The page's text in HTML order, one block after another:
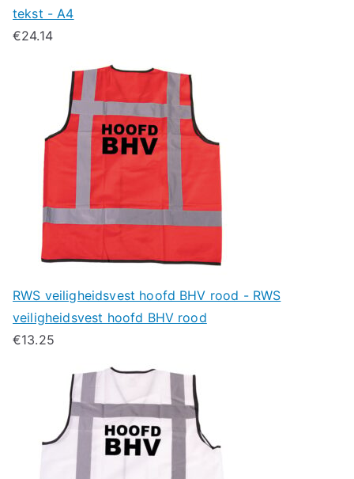
tekst - A4
€24.14
RWS veiligheidsvest hoofd BHV rood - RWS
veiligheidsvest hoofd BHV rood
€13.25